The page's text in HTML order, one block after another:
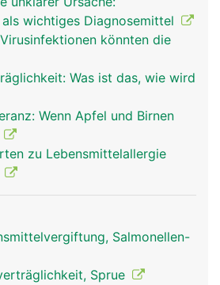
Aufspaltung und Aufnahme
aus der Nahrung. Die
ist faltig und besitzt
die Darmzotten,
stark vergrössert
gelangen über die
Blut und werden über die
transportiert.
wichtiges Diagnosemittel
könnten die
Was ist das, wie wird
Wenn Apfel und Birnen
zu Lebensmittelallergie
Salmonellen-
Sprue